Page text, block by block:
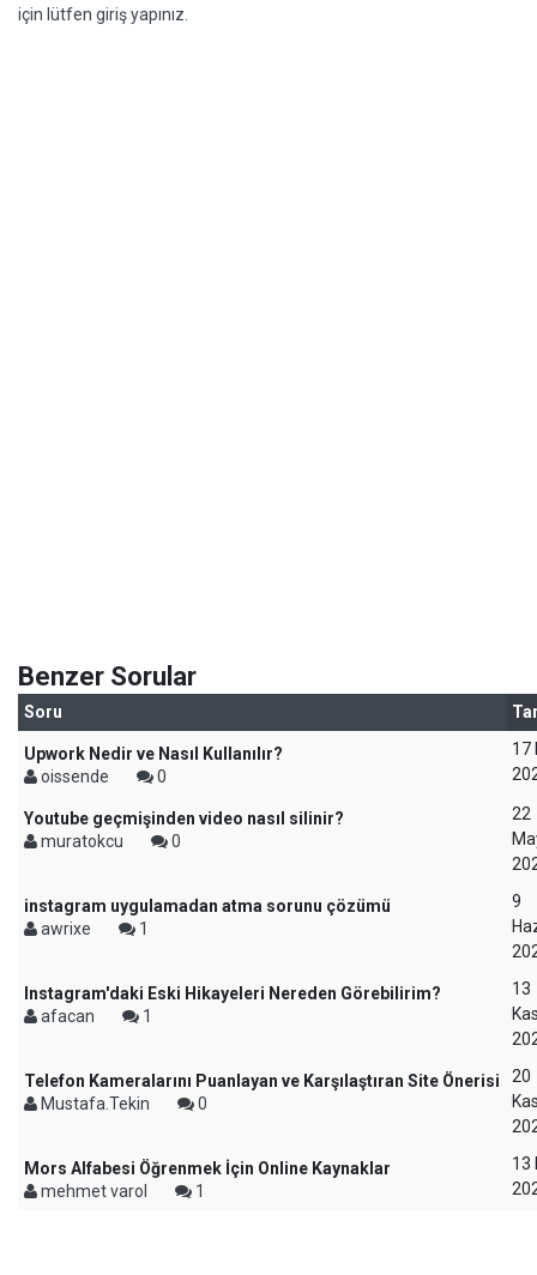
için lütfen giriş yapınız.
Benzer Sorular
Soru
Upwork Nedir ve Nasıl Kullanılır?
oissende
0
17
Youtube geçmişinden video nasıl silinir?
muratokcu
0
22
instagram uygulamadan atma sorunu çözümü
awrixe
1
9
Instagram'daki Eski Hikayeleri Nereden Görebilirim?
afacan
1
13
Telefon Kameralarını Puanlayan ve Karşılaştıran Site Önerisi
Mustafa.Tekin
0
20
Mors Alfabesi Öğrenmek İçin Online Kaynaklar
mehmet varol
1
13